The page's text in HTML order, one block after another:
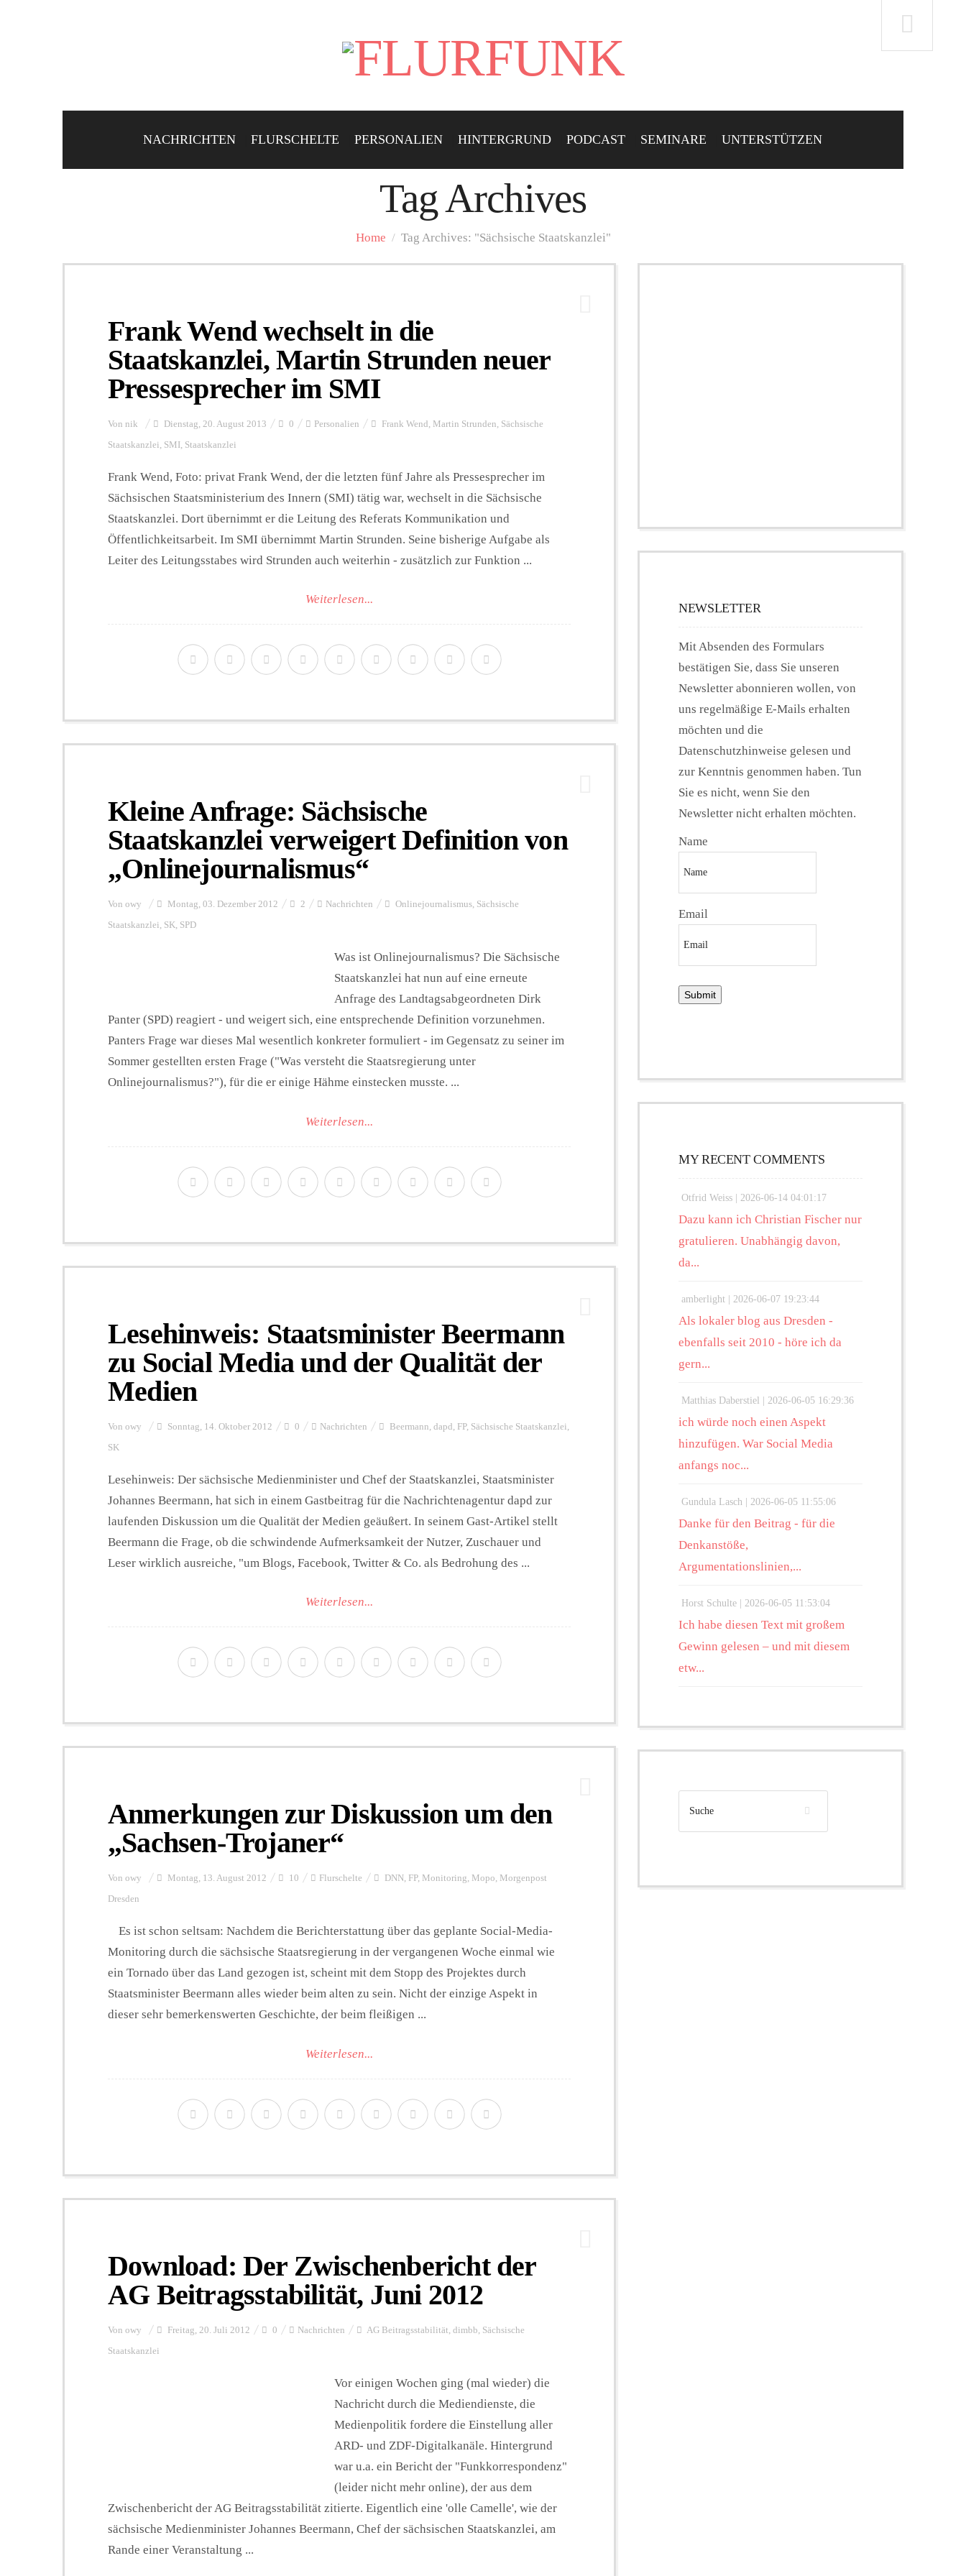
NACHRICHTEN FLURSCHELTE PERSONALIEN HINTERGRUND PODCAST SEMINARE UNTERSTÜTZEN
Tag Archives
Home / Tag Archives: "Sächsische Staatskanzlei"
Frank Wend wechselt in die
Staatskanzlei, Martin Strunden neuer
Pressesprecher im SMI
Von nik Dienstag, 20. August 2013 0 Personalien Frank Wend Martin Strunden Sächsische
Staatskanzlei SMI Staatskanzlei
Frank Wend, Foto: privat Frank Wend, der die letzten fünf Jahre als Pressesprecher im
Sächsischen Staatsministerium des Innern (SMI) tätig war, wechselt in die Sächsische
Staatskanzlei. Dort übernimmt er die Leitung des Referats Kommunikation und
Öffentlichkeitsarbeit. Im SMI übernimmt Martin Strunden. Seine bisherige Aufgabe als
Leiter des Leitungsstabes wird Strunden auch weiterhin - zusätzlich zur Funktion ...
Weiterlesen...
Kleine Anfrage: Sächsische
Staatskanzlei verweigert Definition von
„Onlinejournalismus“
Von owy Montag, 03. Dezember 2012 2 Nachrichten Onlinejournalismus, Sächsische
Staatskanzlei, SK, SPD
Was ist Onlinejournalismus? Die Sächsische
Staatskanzlei hat nun auf eine erneute
Anfrage des Landtagsabgeordneten Dirk
Panter (SPD) reagiert - und weigert sich, eine entsprechende Definition vorzunehmen.
Panters Frage war dieses Mal wesentlich konkreter formuliert - im Gegensatz zu seiner im
Sommer gestellten ersten Frage ("Was versteht die Staatsregierung unter
Onlinejournalismus?"), für die er einige Hähme einstecken musste. ...
Weiterlesen...
Lesehinweis: Staatsminister Beermann
zu Social Media und der Qualität der
Medien
Von owy Sonntag, 14. Oktober 2012 0 Nachrichten Beermann dapd FP, Sächsische Staatskanzlei
SK
Lesehinweis: Der sächsische Medienminister und Chef der Staatskanzlei, Staatsminister
Johannes Beermann, hat sich in einem Gastbeitrag für die Nachrichtenagentur dapd zur
laufenden Diskussion um die Qualität der Medien geäußert. In seinem Gast-Artikel stellt
Beermann die Frage, ob die schwindende Aufmerksamkeit der Nutzer, Zuschauer und
Leser wirklich ausreiche, "um Blogs, Facebook, Twitter & Co. als Bedrohung des ...
Weiterlesen...
Anmerkungen zur Diskussion um den
„Sachsen-Trojaner“
Von owy Montag, 13. August 2012 10 Flurschelte DNN, FP, Monitoring, Mopo, Morgenpost
Dresden
Es ist schon seltsam: Nachdem die Berichterstattung über das geplante Social-Media-
Monitoring durch die sächsische Staatsregierung in der vergangenen Woche einmal wie
ein Tornado über das Land gezogen ist, scheint mit dem Stopp des Projektes durch
Staatsminister Beermann alles wieder beim alten zu sein. Nicht der einzige Aspekt in
dieser sehr bemerkenswerten Geschichte, der beim fleißigen ...
Weiterlesen...
Download: Der Zwischenbericht der
AG Beitragsstabilität, Juni 2012
Von owy Freitag, 20. Juli 2012 0 Nachrichten AG Beitragsstabilität dimbb Sächsische
Staatskanzlei
Vor einigen Wochen ging (mal wieder) die
Nachricht durch die Mediendienste, die
Medienpolitik fordere die Einstellung aller
ARD- und ZDF-Digitalkanäle. Hintergrund
war u.a. ein Bericht der "Funkkorrespondenz"
(leider nicht mehr online), der aus dem
Zwischenbericht der AG Beitragsstabilität zitierte. Eigentlich eine 'olle Camelle', wie der
sächsische Medienminister Johannes Beermann, Chef der sächsischen Staatskanzlei, am
Rande einer Veranstaltung ...
NEWSLETTER
Mit Absenden des Formulars
bestätigen Sie, dass Sie unseren
Newsletter abonnieren wollen, von
uns regelmäßige E-Mails erhalten
möchten und die
Datenschutzhinweise gelesen und
zur Kenntnis genommen haben. Tun
Sie es nicht, wenn Sie den
Newsletter nicht erhalten möchten.
Name
Email
MY RECENT COMMENTS
Otfrid Weiss | 2026-06-14 04:01:17
Dazu kann ich Christian Fischer nur
gratulieren. Unabhängig davon,
da...
amberlight | 2026-06-07 19:23:44
Als lokaler blog aus Dresden -
ebenfalls seit 2010 - höre ich da
gern...
Matthias Daberstiel | 2026-06-05 16:29:36
ich würde noch einen Aspekt
hinzufügen. War Social Media
anfangs noc...
Gundula Lasch | 2026-06-05 11:55:06
Danke für den Beitrag - für die
Denkanstöße,
Argumentationslinien,...
Horst Schulte | 2026-06-05 11:53:04
Ich habe diesen Text mit großem
Gewinn gelesen – und mit diesem
etw...